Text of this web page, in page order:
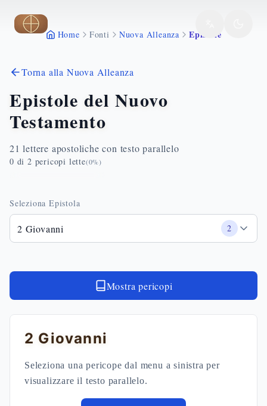
Vai al contenuto principale
Home Fonti Nuova Alleanza Epistole
Torna alla Nuova Alleanza
Epistole del Nuovo
Testamento
21 lettere apostoliche con testo parallelo
0 di 2 pericopi lette(0%)
Seleziona Epistola
2 Giovanni 2
Mostra pericopi
2 Giovanni
Seleziona una pericope dal menu a sinistra per
visualizzare il testo parallelo.